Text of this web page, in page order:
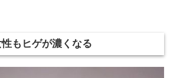
もヒゲが濃くなる